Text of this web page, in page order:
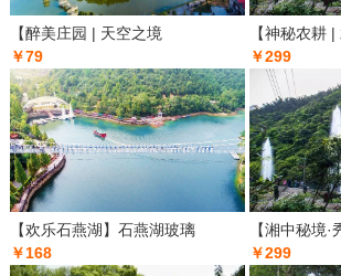
【醉美庄园 | 天空之境
￥79
【神秘农耕 |
￥299
【欢乐石燕湖】石燕湖玻璃
￥168
【湘中秘境
￥299